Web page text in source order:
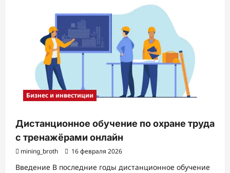
легко
Бизнес и инвестиции
Дистанционное обучение по охране труда
с тренажёрами онлайн
mining_broth 16 февраля 2026
Введение В последние годы дистанционное обучение